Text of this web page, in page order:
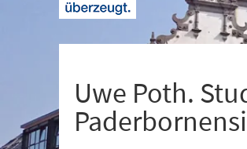
Uwe Poth.